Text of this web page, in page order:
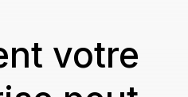
votre